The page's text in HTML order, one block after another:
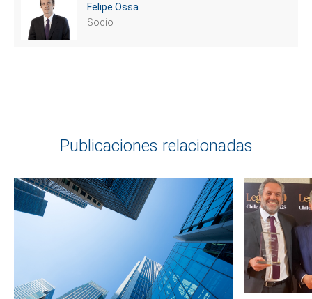
Felipe Ossa
Socio
Publicaciones relacionadas